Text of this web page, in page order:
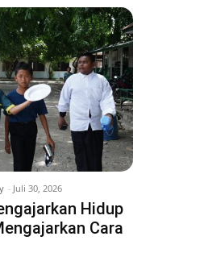
- Juli 30, 2026
Hidup
Cara